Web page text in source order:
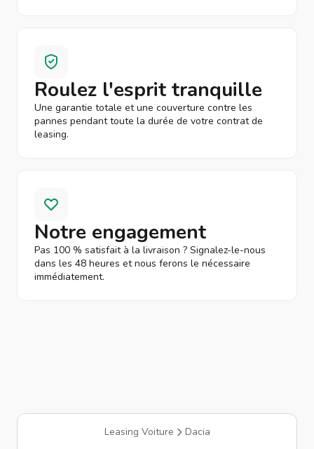
Roulez l'esprit tranquille
Une garantie totale et une couverture contre les
pannes pendant toute la durée de votre contrat de
leasing.
Notre engagement
Pas 100 % satisfait à la livraison ? Signalez-le-nous
dans les 48 heures et nous ferons le nécessaire
immédiatement.
Leasing Voiture Dacia